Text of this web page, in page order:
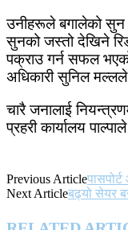
उनीहरूले बगालेको सुन
सुनको जस्तो देखिने
पक्राउ गर्न सफल भएको
अधिकारी सुनिल मल्लले
चारै जनालाई
प्रहरी कार्यालय
Previous Article
Next Articleबढ्यो सेयर